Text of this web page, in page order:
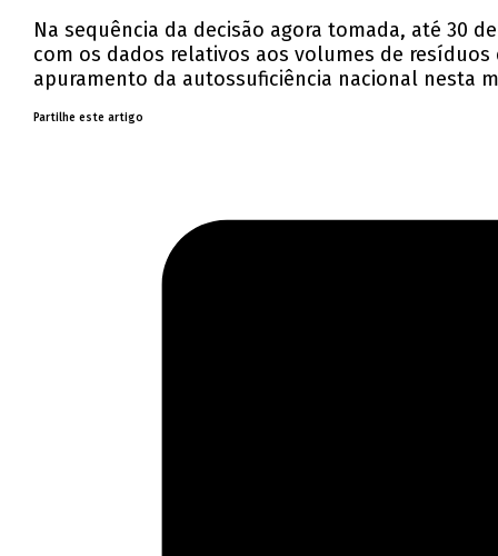
Na sequência da decisão agora tomada, até 30
com os dados relativos aos volumes de
apuramento da autossuficiência nacional nesta
Partilhe este artigo